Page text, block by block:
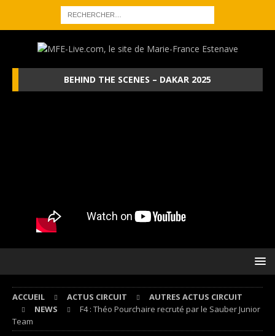
BEHIND THE SCENES – DAKAR 2025
ACCUEIL ACTUS CIRCUIT
AUTRES ACTUS CIRCUIT
NEWS
F4 : Théo Pourchaire recruté par le Sauber Junior
Team